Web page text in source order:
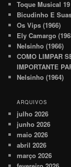
Toque Musical
Bicudinho E
Os Vips (1966)
Ely Camargo
Nelsinho (1966)
COMO LIMPAR
IMPORTANTE
Nelsinho (1964)
ARQUIVOS
julho 2026
junho 2026
maio 2026
abril 2026
março 2026